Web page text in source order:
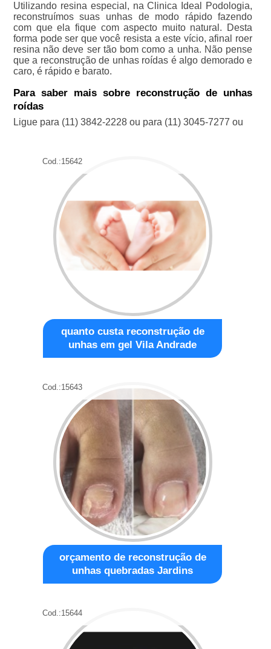
Utilizando resina especial, na Clinica Ideal Podologia,
reconstruímos suas unhas de modo rápido fazendo
com que ela fique com aspecto muito natural. Desta
forma pode ser que você resista a este vício, afinal roer
resina não deve ser tão bom como a unha. Não pense
que a reconstrução de unhas roídas é algo demorado e
caro, é rápido e barato.
Para saber mais sobre reconstrução de unhas
roídas
Ligue para (11) 3842-2228ou para (11) 3045-7277 ou
Cod.:15642
quanto custa reconstrução de
unhas em gel Vila Andrade
Cod.:15643
orçamento de reconstrução de
unhas quebradas Jardins
Cod.:15644